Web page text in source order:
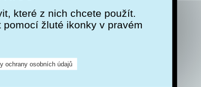
které z nich chcete použít.
žluté ikonky v pravém
ochrany osobních údajů